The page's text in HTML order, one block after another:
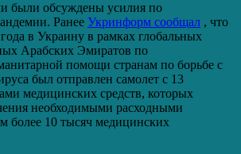
были обсуждены усилия по
Ранее Укринформ сообщал , что
в Украину в рамках глобальных
Арабских Эмиратов по
помощи странам по борьбе с
был отправлен самолет с 13
медицинских средств, которых
необходимыми расходными
более 10 тысяч медицинских